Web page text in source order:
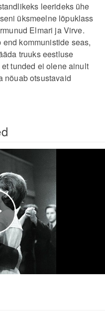
leerideks ühe
üksmeelne lõpuklass
Elmari ja Virve.
kommunistide seas,
truuks eestluse
tunded ei olene ainult
nõuab otsustavaid